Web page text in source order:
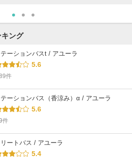
キング
テーションバスt / アユーラ
5.6
件
テーションバス（香涼み）α / アユーラ
5.6
件
ートバス / アユーラ
5.4